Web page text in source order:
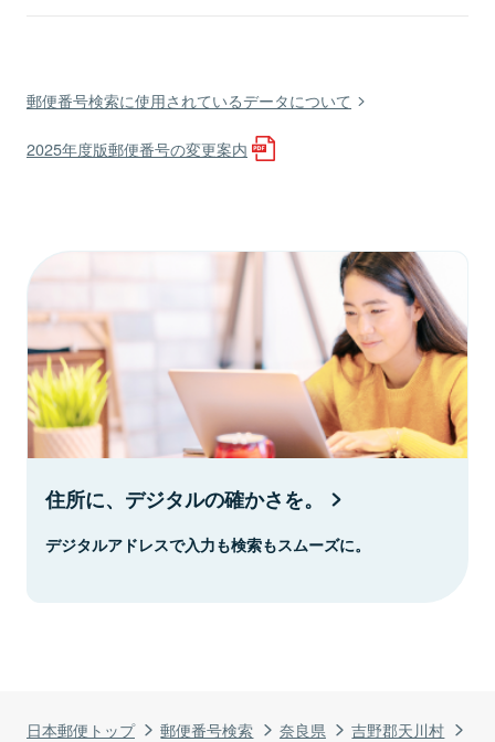
日本郵便トップ 郵便番号検索 奈良県
吉野郡天川村
郵便番号検索に使用されているデータについて
2025年度版郵便番号の変更案内
住所に、デジタルの確かさを。
デジタルアドレスで入力も検索もスムーズに。